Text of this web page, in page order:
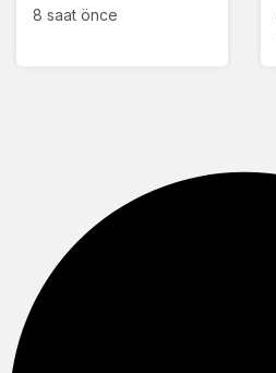
8 saat önce